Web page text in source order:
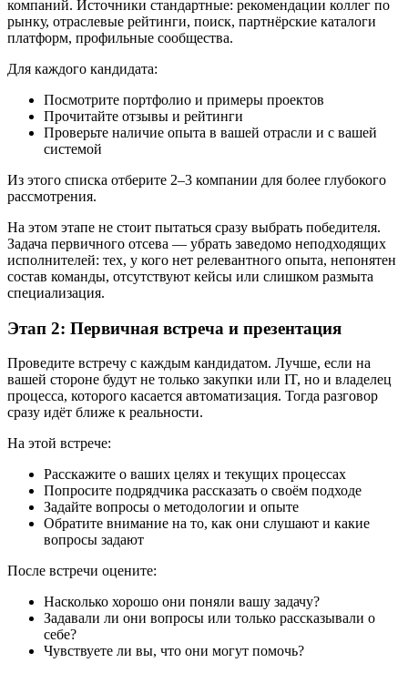
компаний. Источники стандартные: рекомендации коллег по
рынку, отраслевые рейтинги, поиск, партнёрские каталоги
платформ, профильные сообщества.
Для каждого кандидата:
Посмотрите портфолио и примеры проектов
Прочитайте отзывы и рейтинги
Проверьте наличие опыта в вашей отрасли и с вашей
системой
Из этого списка отберите 2–3 компании для более глубокого
рассмотрения.
На этом этапе не стоит пытаться сразу выбрать победителя.
Задача первичного отсевa — убрать заведомо неподходящих
исполнителей: тех, у кого нет релевантного опыта, непонятен
состав команды, отсутствуют кейсы или слишком размыта
специализация.
Этап 2: Первичная встреча и презентация
Проведите встречу с каждым кандидатом. Лучше, если на
вашей стороне будут не только закупки или IT, но и владелец
процесса, которого касается автоматизация. Тогда разговор
сразу идёт ближе к реальности.
На этой встрече:
Расскажите о ваших целях и текущих процессах
Попросите подрядчика рассказать о своём подходе
Задайте вопросы о методологии и опыте
Обратите внимание на то, как они слушают и какие
вопросы задают
После встречи оцените:
Насколько хорошо они поняли вашу задачу?
Задавали ли они вопросы или только рассказывали о
себе?
Чувствуете ли вы, что они могут помочь?